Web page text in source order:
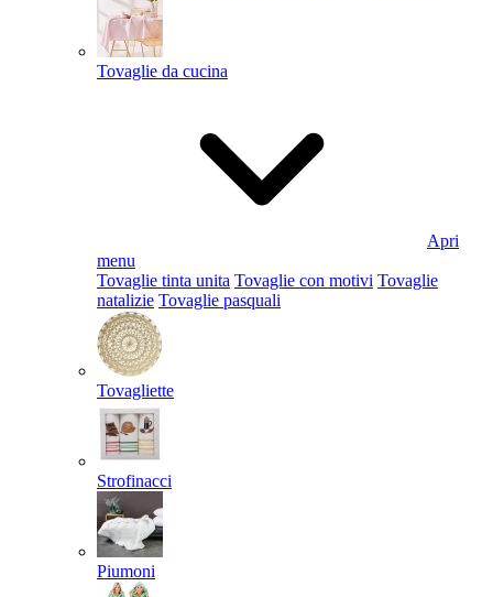
Tovaglie da cucina
Apri
menu
Tovaglie tinta unita Tovaglie con motivi Tovaglie
natalizie Tovaglie pasquali
Tovagliette
Strofinacci
Piumoni